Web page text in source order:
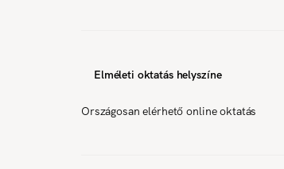
Elméleti oktatás helyszíne
Országosan elérhető online oktatás